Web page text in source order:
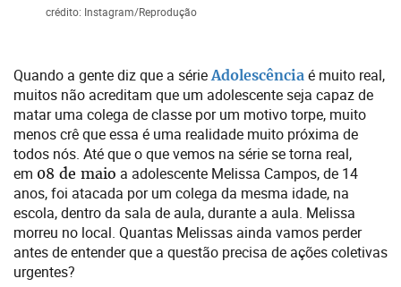
crédito: Instagram/Reprodução
Quando a gente diz que a sérieAdolescência é muito real,
muitos não acreditam que um adolescente seja capaz de
matar uma colega de classe por um motivo torpe, muito
menos crê que essa é uma realidade muito próxima de
todos nós. Até que o que vemos na série se torna real,
em 08 de maio a adolescente Melissa Campos, de 14
anos, foi atacada por um colega da mesma idade, na
escola, dentro da sala de aula, durante a aula. Melissa
morreu no local. Quantas Melissas ainda vamos perder
antes de entender que a questão precisa de ações coletivas
urgentes?